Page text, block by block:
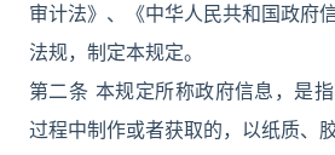
审计法》、《中华人民共和国政府
法规，制定本规定。
第二条 本规定所称政府信息，是
过程中制作或者获取的，以纸质、